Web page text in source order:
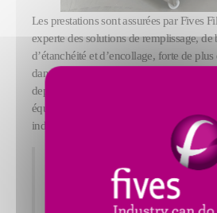
Les prestations sont assurées par Fives
experte des solutions de remplissage, de
d’étanchéité et d’encollage, forte de
dans ces domaines. Fives collabore avec
depuis de nombreuses années et
équipements de remplissage, dans une
industriel durable.
« Ce partenariat illustre
accompagner nos clients